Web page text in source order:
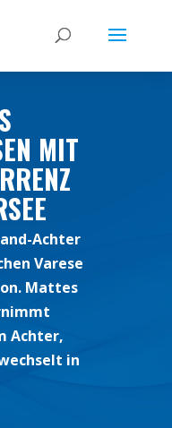
MIT
Achter
Varese
Mattes
Achter,
in